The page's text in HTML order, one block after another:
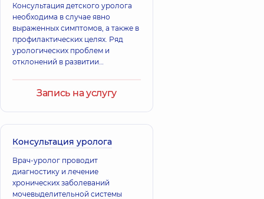
Консультация детского уролога
необходима в случае явно
выраженных симптомов, а также в
профилактических целях. Ряд
урологических проблем и
отклонений в развитии
поэтому профилактические
врожденных аномалий и
недостатков развития
мочеполовой системы успешно
корректируется именно в детском
возрасте.
Запись на услугу
Консультация уролога
Врач-уролог проводит
диагностику и лечение
хронических заболеваний
мочевыделительной системы